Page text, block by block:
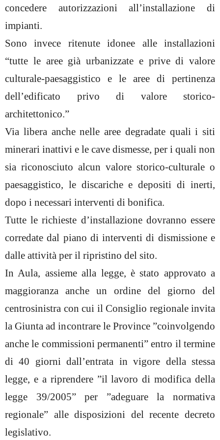
concedere autorizzazioni all’installazione di
impianti.
Sono invece ritenute idonee alle installazioni
“tutte le aree già urbanizzate e prive di valore
culturale-paesaggistico e le aree di pertinenza
dell’edificato privo di valore storico-
architettonico.”
Via libera anche nelle aree degradate quali i siti
minerari inattivi e le cave dismesse, per i quali non
sia riconosciuto alcun valore storico-culturale o
paesaggistico, le discariche e depositi di inerti,
dopo i necessari interventi di bonifica.
Tutte le richieste d’installazione dovranno essere
corredate dal piano di interventi di dismissione e
dalle attività per il ripristino del sito.
In Aula, assieme alla legge, è stato approvato a
maggioranza anche un ordine del giorno del
centrosinistra con cui il Consiglio regionale invita
la Giunta ad incontrare le Province ”coinvolgendo
anche le commissioni permanenti” entro il termine
di 40 giorni dall’entrata in vigore della stessa
legge, e a riprendere ”il lavoro di modifica della
legge 39/2005” per ”adeguare la normativa
regionale” alle disposizioni del recente decreto
legislativo.